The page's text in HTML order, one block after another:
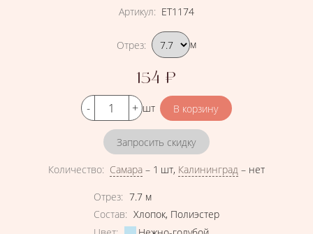
Артикул: ЕТ1174
Подобрать вариант
Отрез: м
Цена
154 ₽
Кол-во шт
Запросить скидку
Количество: Самара – 1 шт, Калининград – нет
Характеристики
Отрез: 7.7 м
Состав: Хлопок, Полиэстер